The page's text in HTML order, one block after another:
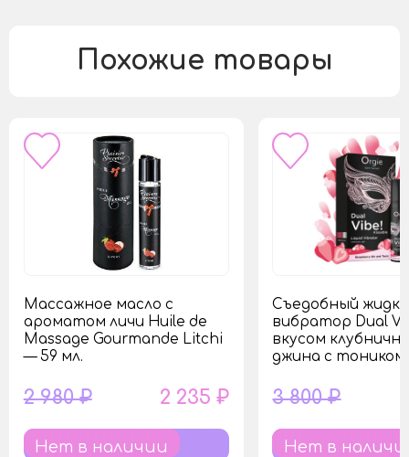
Похожие товары
Массажное масло с
ароматом личи Huile de
Massage Gourmande Litchi
— 59 мл.
2 980 ₽ 2 235 ₽
Нет в наличии
Съедобный
вибратор Dual
вкусом
джина с тоником
3 800 ₽
Нет в